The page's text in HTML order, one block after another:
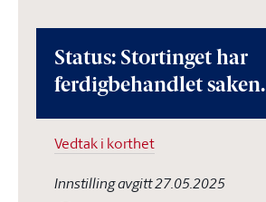
Status: Stortinget har
ferdigbehandlet saken.
Vedtak i korthet
Innstilling avgitt 27.05.2025